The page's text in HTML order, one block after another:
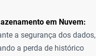
em Nuvem:
a segurança dos dados,
a perda de histórico